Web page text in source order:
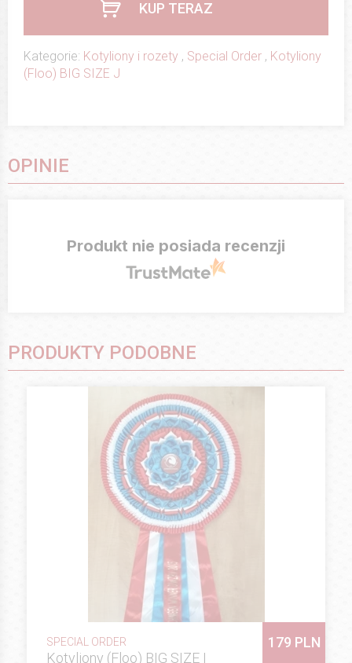
KUP TERAZ
Kategorie: Kotyliony i rozety , Special Order , Kotyliony
(Floo) BIG SIZE J
OPINIE
Produkt nie posiada recenzji
PRODUKTY PODOBNE
SPECIAL ORDER
Kotyliony (Floo) BIG SIZE I
179 PLN